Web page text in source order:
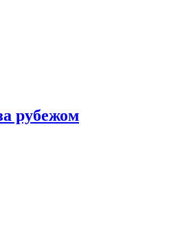
рубежом